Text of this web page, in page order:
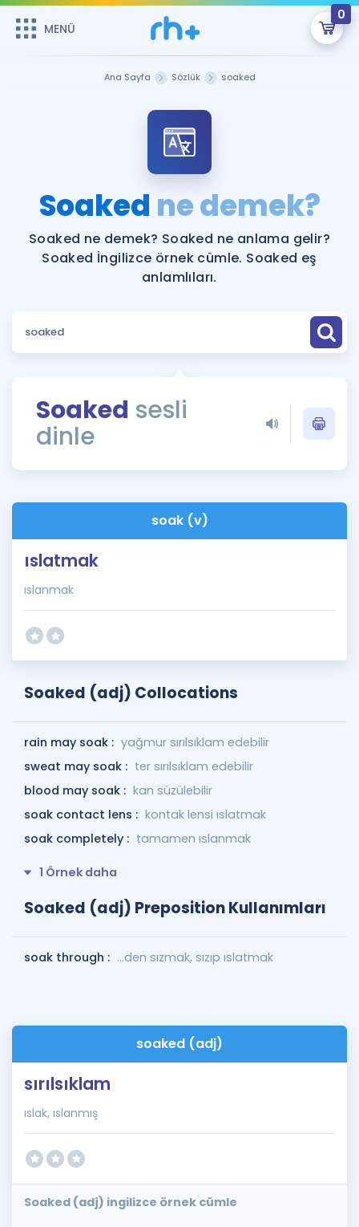
MENÜ
0
ÜYE DEĞİLİM
Sepetin Şu An Boş.
Remzi Hoca ile seni sınava hazırlayacak onlarca eğitim seni
bekliyor!
MENÜ
Faydalı Araçlar
Sözlük
Rehberlik Aracı
ÖSYM Sınav Takvimi
İngilizce Gramer
Hakkımızda
Ana Sayfa Sözlük soaked
Soaked ne demek?
Soaked ne demek? Soaked ne anlama gelir?
Soaked İngilizce örnek cümle. Soaked eş
anlamlıları.
Soaked sesli
dinle
soak (v)
ıslatmak
ıslanmak
Soaked (adj) Collocations
rain may soak : yağmur sırılsıklam edebilir
sweat may soak : ter sırılsıklam edebilir
blood may soak : kan süzülebilir
soak contact lens : kontak lensi ıslatmak
soak completely : tamamen ıslanmak
1 Örnek daha
Soaked (adj) Preposition Kullanımları
soak through : ...den sızmak, sızıp ıslatmak
soaked (adj)
sırılsıklam
ıslak, ıslanmış
Soaked (adj) ingilizce örnek cümle